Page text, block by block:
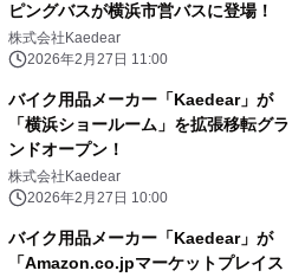
ピングバスが横浜市営バスに登場！
株式会社Kaedear
2026年2月27日 11:00
バイク用品メーカー「Kaedear」が
「横浜ショールーム」を拡張移転グラ
ンドオープン！
株式会社Kaedear
2026年2月27日 10:00
バイク用品メーカー「Kaedear」が
「Amazon.co.jpマーケットプレイス